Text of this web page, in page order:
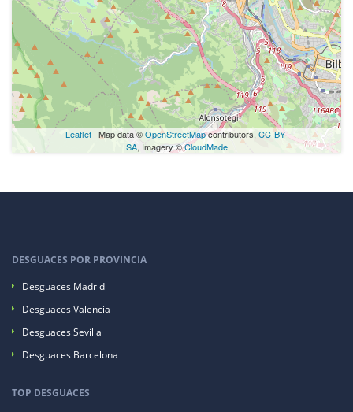
Leaflet | Map data ©OpenStreetMapcontributors, CC-BY-
SA, Imagery ©CloudMade
DESGUACES POR PROVINCIA
Desguaces Madrid
Desguaces Valencia
Desguaces Sevilla
Desguaces Barcelona
TOP DESGUACES